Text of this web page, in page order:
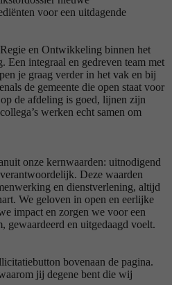
voor een uitdagende
en Ontwikkeling binnen het
Een integraal en gedreven team met
je graag verder in het vak en bij
de gemeente die open staat voor
de afdeling is goed, lijnen zijn
werken echt samen om
onze kernwaarden: uitnodigend
Deze waarden
en dienstverlening, altijd
We geloven in open en eerlijke
impact en zorgen we voor een
en uitgedaagd voelt.
bovenaan de pagina.
jij degene bent die wij